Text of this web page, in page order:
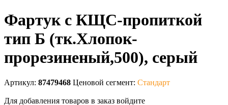
Фартук с КЩС-пропиткой
тип Б (тк.Хлопок-
прорезиненый,500), серый
Артикул: 87479468 Ценовой сегмент: Стандарт
Для добавления товаров в заказ войдите